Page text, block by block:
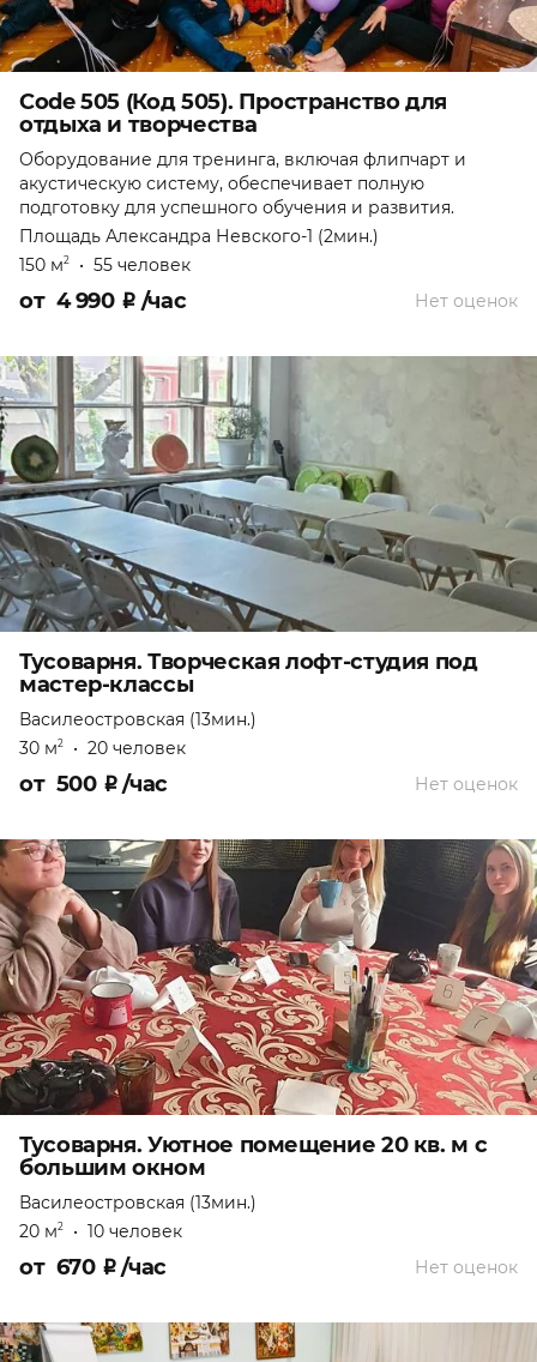
Code 505 (Код 505). Пространство для
отдыха и творчества
Оборудование для тренинга, включая флипчарт и
акустическую систему, обеспечивает полную
подготовку для успешного обучения и развития.
Площадь Александра Невского-1 (2мин.)
150 м2 • 55 человек
Нет оценок
от 4 990 ₽ /час
Тусоварня. Творческая лофт-студия под
мастер-классы
Василеостровская (13мин.)
30 м2 • 20 человек
Нет оценок
от 500 ₽/час
Тусоварня. Уютное помещение 20 кв. м с
большим окном
Василеостровская (13мин.)
20 м2 • 10 человек
Нет оценок
от 670 ₽/час